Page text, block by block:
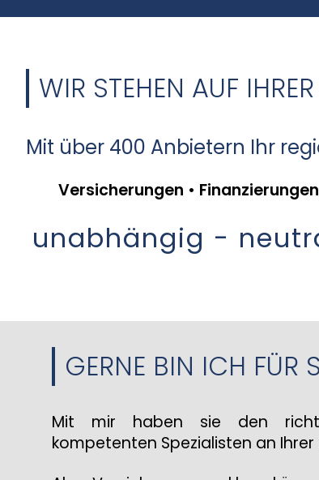
WIR STEHEN AUF IHRER
Mit über 400 Anbietern Ihr
Versicherungen •
unabhängig -
GERNE BIN ICH FÜR
Mit mir haben sie den
kompetenten Spezialisten an Ihrer